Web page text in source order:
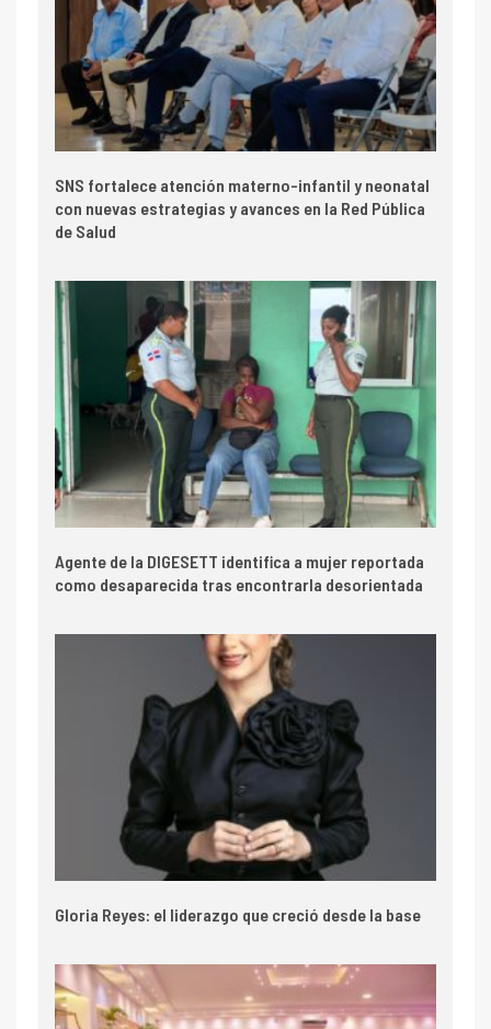
SNS fortalece atención materno-infantil y neonatal
con nuevas estrategias y avances en la Red Pública
de Salud
Agente de la DIGESETT identifica a mujer reportada
como desaparecida tras encontrarla desorientada
Gloria Reyes: el liderazgo que creció desde la base